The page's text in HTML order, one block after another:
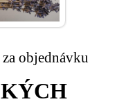
objednávku